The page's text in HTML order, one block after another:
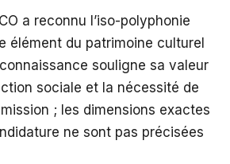
a reconnu l’iso-polyphonie
élément du patrimoine culturel
souligne sa valeur
sociale et la nécessité de
; les dimensions exactes
ne sont pas précisées